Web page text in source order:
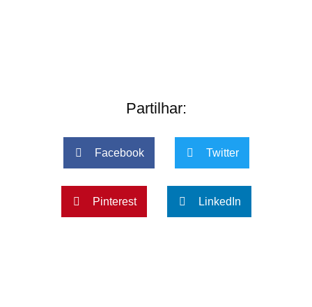
Partilhar:
Facebook Twitter
Pinterest LinkedIn